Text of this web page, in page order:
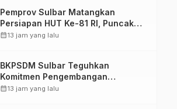
Pemprov Sulbar Matangkan
Persiapan HUT Ke-81 RI, Puncak
Upacara di Lapangan Ahmad
calendar_month13 jam yang lalu
BKPSDM Sulbar Teguhkan
Komitmen Pengembangan
Kompetensi ASN melalui
calendar_month13 jam yang lalu